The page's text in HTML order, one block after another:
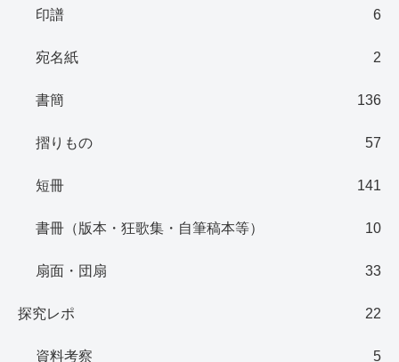
印譜 6
宛名紙 2
書簡 136
摺りもの 57
短冊 141
書冊（版本・狂歌集・自筆稿本等） 10
扇面・団扇 33
探究レポ 22
資料考察 5